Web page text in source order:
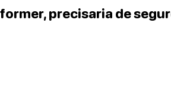
precisaria de